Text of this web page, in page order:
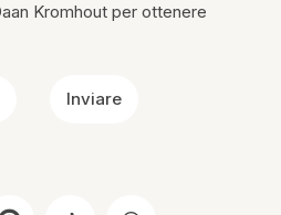
Kromhout per ottenere
Inviare